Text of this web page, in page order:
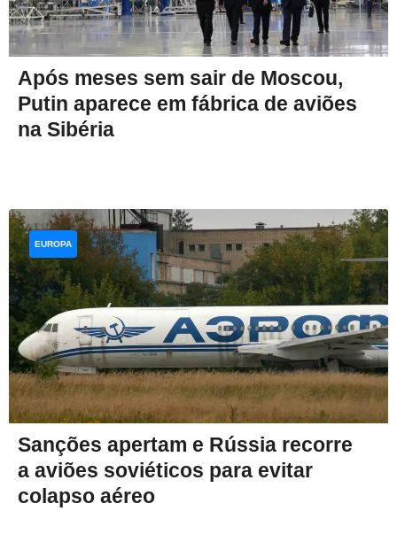
Após meses sem sair de Moscou,
Putin aparece em fábrica de aviões
na Sibéria
Sanções apertam e Rússia recorre
a aviões soviéticos para evitar
colapso aéreo
EUROPA